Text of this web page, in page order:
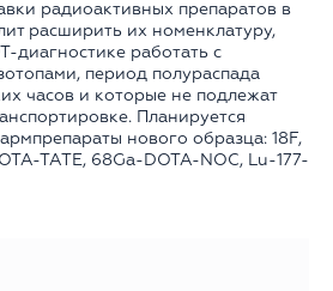
радиоактивных препаратов в
расширить их номенклатуру,
диагностике работать с
период полураспада
часов и которые не подлежат
Планируется
нового образца: 18F,
TATE, 68Ga-DOTA-NOC, Lu-177-